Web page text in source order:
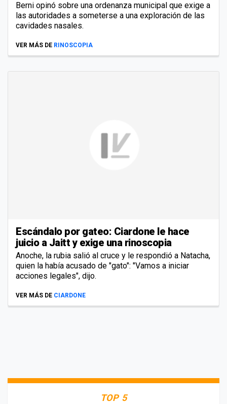
Berni opinó sobre una ordenanza municipal que exige a
las autoridades a someterse a una exploración de las
cavidades nasales.
VER MÁS DE RINOSCOPIA
Escándalo por gateo: Ciardone le hace
juicio a Jaitt y exige una rinoscopia
Anoche, la rubia salió al cruce y le respondió a Natacha,
quien la había acusado de "gato": "Vamos a iniciar
acciones legales", dijo.
VER MÁS DE CIARDONE
TOP 5